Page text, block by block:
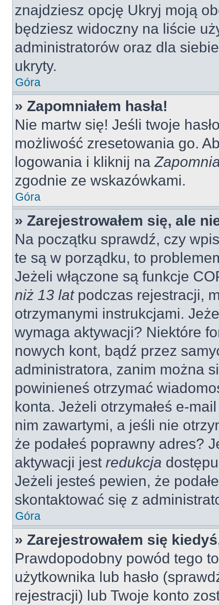
znajdziesz opcję Ukryj moją
będziesz widoczny na liście
administratorów oraz dla
ukryty.
Góra
» Zapomniałem hasła!
Nie martw się! Jeśli twoje
możliwość zresetowania go.
logowania i kliknij na
zgodnie ze wskazówkami.
Góra
» Zarejestrowałem się, ale
Na początku sprawdź, czy
te są w porządku, to
Jeżeli włączone są funkcje
niż 13 latpodczas rejestracji,
otrzymanymi instrukcjami.
wymaga aktywacji? Niektóre
nowych kont, bądź przez
administratora, zanim można
powinieneś otrzymać
konta. Jeżeli otrzymałeś e-
nim zawartymi, a jeśli nie
że podałeś poprawny adres?
aktywacji jest redukcja
Jeżeli jesteś pewien, że
skontaktować się z
Góra
» Zarejestrowałem się
Prawdopodobny powód tego
użytkownika lub hasło
rejestracji) lub Twoje konto